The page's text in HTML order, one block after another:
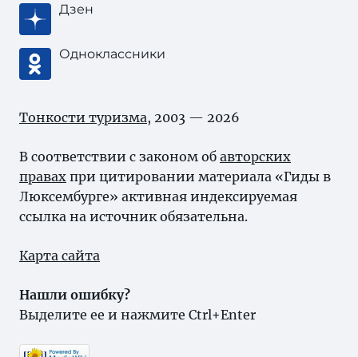
Дзен
Одноклассники
Тонкости туризма, 2003 — 2026
В соответствии с законом об авторских
правах при цитировании материала «Гиды в
Люксембурге» активная индексируемая
ссылка на источник обязательна.
Карта сайта
Нашли ошибку?
Выделите ее и нажмите Ctrl+Enter